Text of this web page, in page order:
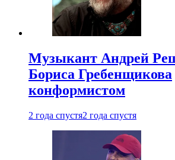
Музыкант Андрей
Бориса Гребенщикова
конформистом
2 года спустя2 года спустя